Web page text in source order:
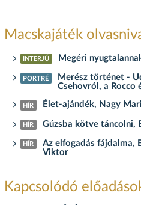
Macskajáték
INTERJÚ Megéri
PORTRÉ
Merész történet -
Csehovról, a Rocco
HÍR Élet-ajándék, Nagy
HÍR Gúzsba kötve táncolni,
HÍR
Az elfogadás fájdalma,
Viktor
Kapcsolódó